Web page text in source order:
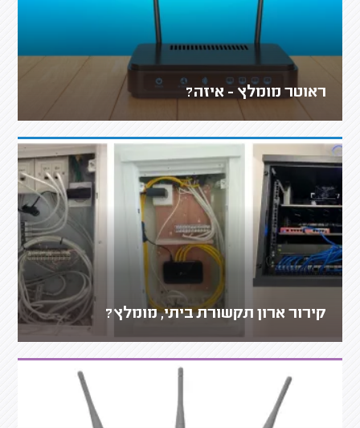
ראוטר מומלץ - איזה?
קירור ארון תקשורת ביתי, מומלץ?